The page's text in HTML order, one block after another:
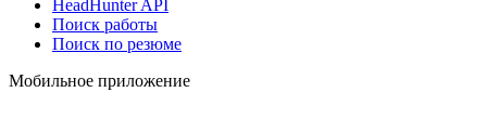
HeadHunter API
Поиск работы
Поиск по резюме
Мобильное приложение